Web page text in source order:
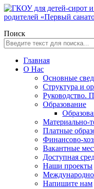
Поиск
Главная
О Нас
Основные
Структура и
Руководство.
Образование
Материально-
Платные
Финансово-
Вакантные
Доступная
Наши проекты
Напишите нам